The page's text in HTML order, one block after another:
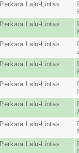
Perkara Lalu-Lintas
Perkara Lalu-Lintas
Perkara Lalu-Lintas
Perkara Lalu-Lintas
Perkara Lalu-Lintas
Perkara Lalu-Lintas
Perkara Lalu-Lintas
Perkara Lalu-Lintas